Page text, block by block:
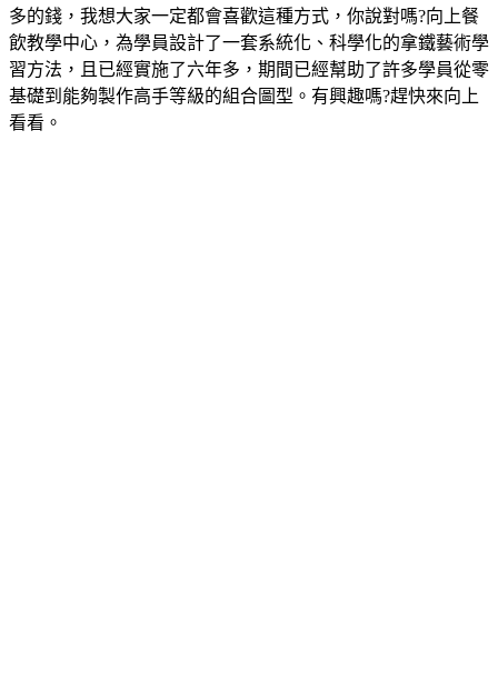
多的錢，我想大家一定都會喜歡這種方式，你說對嗎?向上餐
飲教學中心，為學員設計了一套系統化、科學化的拿鐵藝術學
習方法，且已經實施了六年多，期間已經幫助了許多學員從零
基礎到能夠製作高手等級的組合圖型。有興趣嗎?趕快來向上
看看。